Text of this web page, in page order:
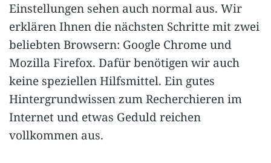
Einstellungen sehen auch normal aus. Wir
erklären Ihnen die nächsten Schritte mit zwei
beliebten Browsern: Google Chrome und
Mozilla Firefox. Dafür benötigen wir auch
keine speziellen Hilfsmittel. Ein gutes
Hintergrundwissen zum Recherchieren im
Internet und etwas Geduld reichen
vollkommen aus.